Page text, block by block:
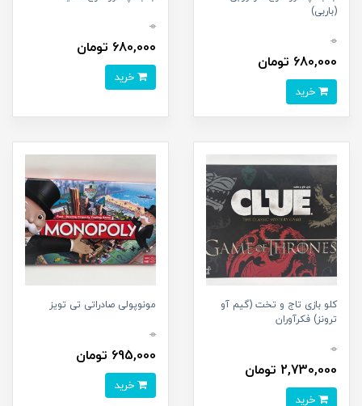
(باربی)
0
680,000 تومان
0
680,000 تومان
کلو بازی تاج و تخت (گیم آو
ترونز) فکرآوران
0
2,730,000 تومان
مونوپولی صادراتی تی تویز
0
695,000 تومان